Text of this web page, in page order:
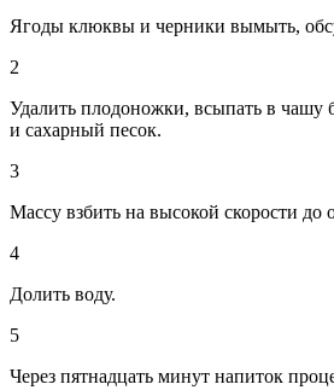
Ягоды клюквы и черники вымыть,
2
Удалить плодоножки, всыпать в чашу
и сахарный песок.
3
Массу взбить на высокой скорости до
4
Долить воду.
5
Через пятнадцать минут напиток